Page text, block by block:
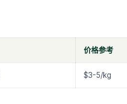
价格参考
$3-5/kg